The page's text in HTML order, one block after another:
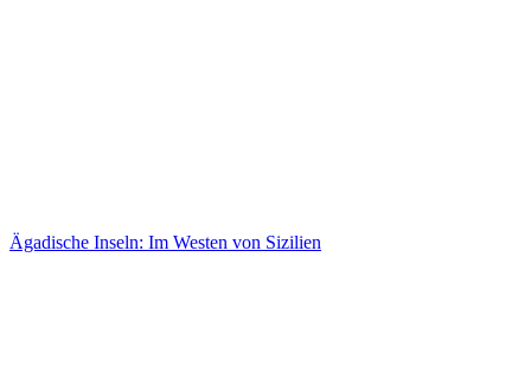
Ägadische Inseln: Im Westen von Sizilien